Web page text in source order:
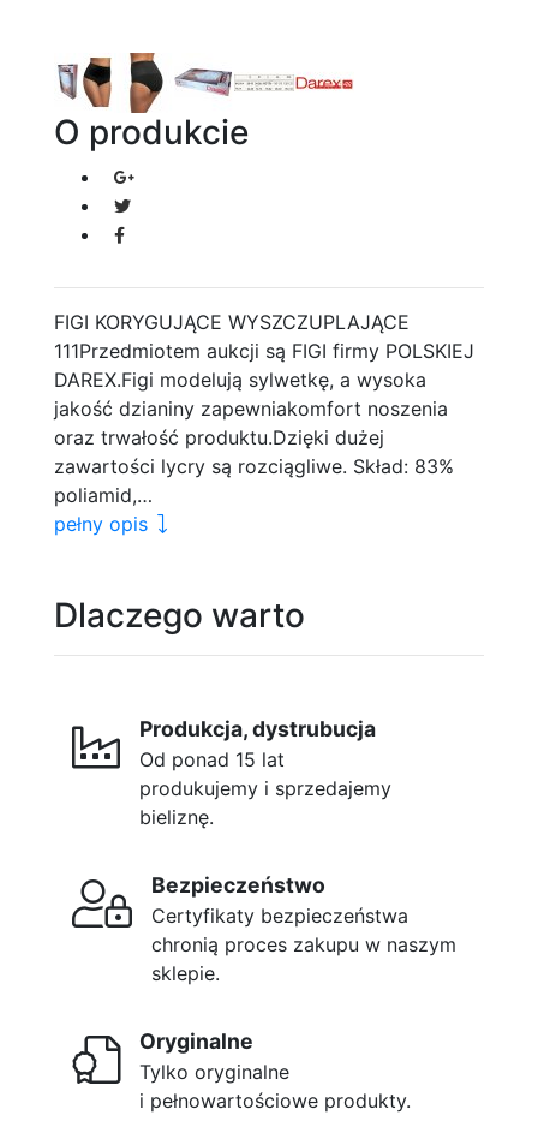
O produkcie
FIGI KORYGUJĄCE WYSZCZUPLAJĄCE
111Przedmiotem aukcji są FIGI firmy POLSKIEJ
DAREX.Figi modelują sylwetkę, a wysoka
jakość dzianiny zapewniakomfort noszenia
oraz trwałość produktu.Dzięki dużej
zawartości lycry są rozciągliwe. Skład: 83%
poliamid,…
pełny opis
Dlaczego warto
Produkcja, dystrubucja
Od ponad 15 lat
produkujemy i sprzedajemy
bieliznę.
Bezpieczeństwo
Certyfikaty bezpieczeństwa
chronią proces zakupu w naszym
sklepie.
Oryginalne
Tylko oryginalne
i pełnowartościowe produkty.